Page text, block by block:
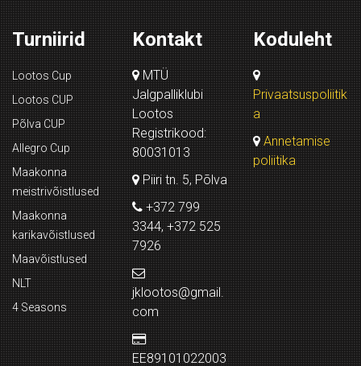
Turniirid
Lootos Cup
Lootos CUP
Põlva CUP
Allegro Cup
Maakonna
meistrivõistlused
Maakonna
karikavõistlused
Maavõistlused
NLT
4 Seasons
Kontakt
MTÜ
Jalgpalliklubi
Lootos
Registrikood:
80031013
Piiri tn. 5, Põlva
+372 799
3344, +372 525
7926
jklootos@gmail.
com
EE89101022003
Koduleht
Privaatsuspoliitik
a
Annetamise
poliitika